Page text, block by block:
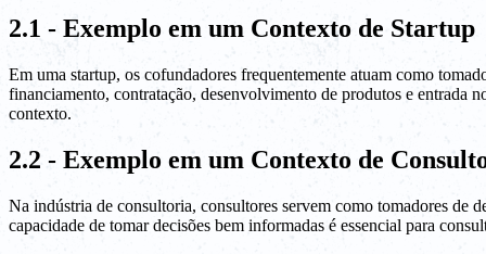
2.1 - Exemplo em um Contexto de Startup
Em uma startup, os cofundadores frequentemente atuam como
financiamento, contratação, desenvolvimento de produtos e entrada
contexto.
2.2 - Exemplo em um Contexto de
Na indústria de consultoria, consultores servem como tomadores de
capacidade de tomar decisões bem informadas é essencial para